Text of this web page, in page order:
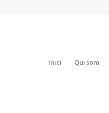
Inici Qui som